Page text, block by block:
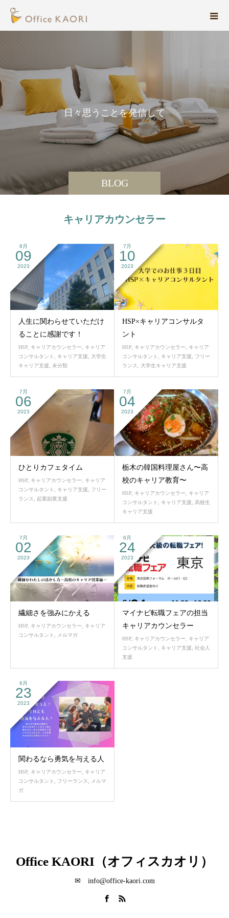
BLOG
日々 思う こ と を 発信していま
キャリアカウンセラー
8月
09
2023
人生に関わらせていただけ
ることに感謝です！
HSP, キャリアカウンセラー, キャリア
コンサルタント, キャリア支援, 大学生
キャリア支援, 未分類
7月
10
2023
HSP×キャリアコンサルタ
ント
HSP, キャリアカウンセラー, キャリア
コンサルタント, キャリア支援, フリー
ランス, 大学生キャリア支援
7月
06
2023
ひとりカフェタイム
HSP キャリアカウンセラー
キャリア
コンサルタント
キャリア支援
フリー
ランス
起業副業支援
7月
04
2023
栃木の韓国料理屋さん〜高
校のキャリア教育〜
HSP キャリアカウンセラー
キャリア
コンサルタント
キャリア支援
高校生
キャリア支援
7月
02
2023
繊細さを強みにかえる
HSP キャリアカウンセラー
キャリア
コンサルタント
メルマガ
6月
24
2023
マイナビ転職フェアの担当
キャリアカウンセラー
HSP キャリアカウンセラー
キャリア
コンサルタント
キャリア支援
社会人
支援
6月
23
2023
関わるなら勇気を与える人
HSP キャリアカウンセラー
キャリア
コンサルタント
フリーランス
メルマ
ガ
Office KAORI（オフィスカオリ）
✉ info@office-kaori.com